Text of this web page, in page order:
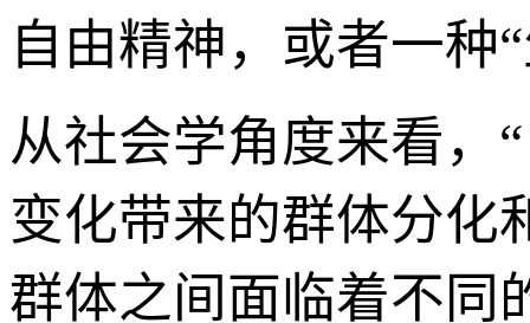
自由精神，或者一种
从社会学角度来看，
变化带来的群体分化
群体之间面临着不同